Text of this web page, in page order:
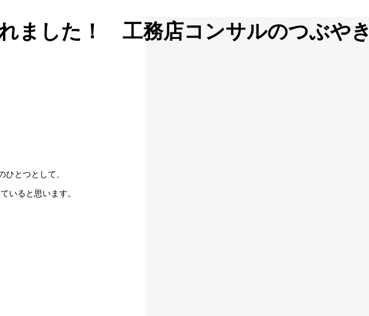
ました！ 工務店コンサルのつぶやき
とつとして、
いると思います。